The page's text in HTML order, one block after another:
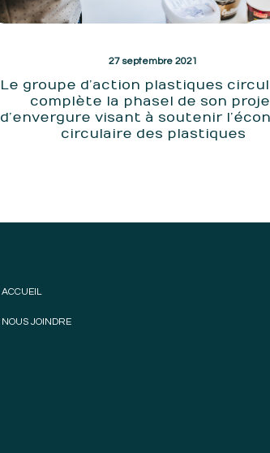
27 septembre 2021
Le groupe d’action plastiques
complète la phase I de son
d’envergure visant à soutenir
circulaire des plastiques
ACCUEIL
NOUS JOINDRE